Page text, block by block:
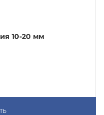
10-20 мм